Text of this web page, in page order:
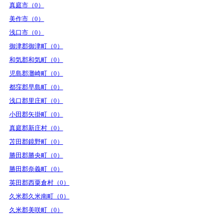
真庭市（0）
美作市（0）
浅口市（0）
御津郡御津町（0）
和気郡和気町（0）
児島郡灘崎町（0）
都窪郡早島町（0）
浅口郡里庄町（0）
小田郡矢掛町（0）
真庭郡新庄村（0）
苫田郡鏡野町（0）
勝田郡勝央町（0）
勝田郡奈義町（0）
英田郡西粟倉村（0）
久米郡久米南町（0）
久米郡美咲町（0）